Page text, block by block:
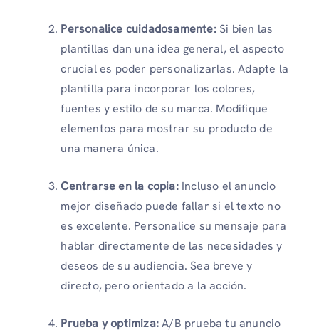
Personalice cuidadosamente:Si bien las
plantillas dan una idea general, el aspecto
crucial es poder personalizarlas. Adapte la
plantilla para incorporar los colores,
fuentes y estilo de su marca. Modifique
elementos para mostrar su producto de
una manera única.
Centrarse en la copia:Incluso el anuncio
mejor diseñado puede fallar si el texto no
es excelente. Personalice su mensaje para
hablar directamente de las necesidades y
deseos de su audiencia. Sea breve y
directo, pero orientado a la acción.
Prueba y optimiza:A/B prueba tu anuncio